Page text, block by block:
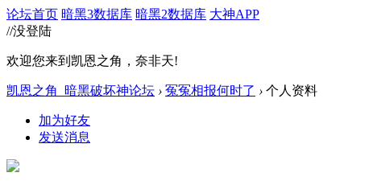
论坛首页 暗黑3数据库 暗黑2数据库 大神APP
//没登陆
欢迎您来到凯恩之角，奈非天!
凯恩之角_暗黑破坏神论坛 › 冤冤相报何时了 › 个人资料
加为好友
发送消息